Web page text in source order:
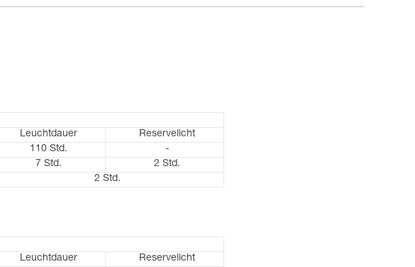
Leuchtdauer Reservelicht
110 Std.
-
7 Std.
2 Std.
2 Std.
Leuchtdauer Reservelicht